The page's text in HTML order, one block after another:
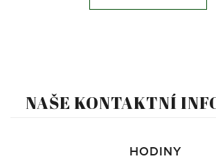
NAŠE KONTAKTNÍ
HODINY